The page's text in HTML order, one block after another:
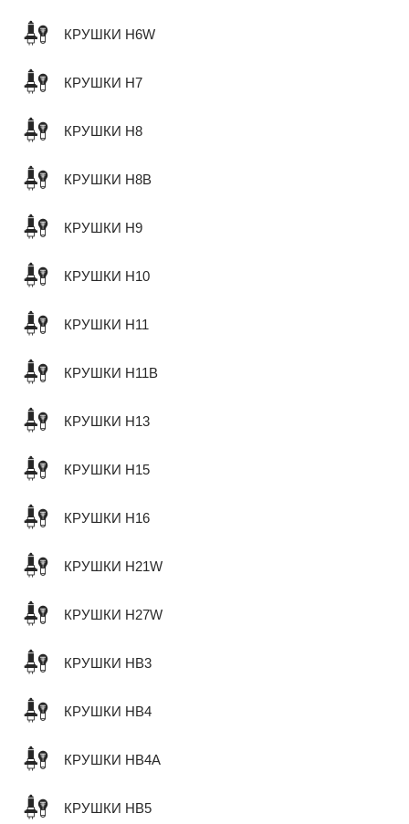
КРУШКИ H6W
КРУШКИ H7
КРУШКИ H8
КРУШКИ H8B
КРУШКИ H9
КРУШКИ H10
КРУШКИ H11
КРУШКИ H11B
КРУШКИ H13
КРУШКИ H15
КРУШКИ H16
КРУШКИ H21W
КРУШКИ H27W
КРУШКИ HB3
КРУШКИ HB4
КРУШКИ HB4A
КРУШКИ HB5